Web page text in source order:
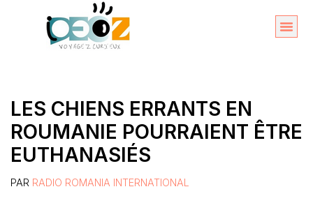
LES CHIENS ERRANTS EN
ROUMANIE POURRAIENT ÊTRE
EUTHANASIÉS
PAR RADIO ROMANIA INTERNATIONAL